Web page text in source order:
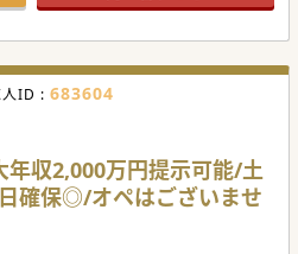
人ID : 683604
年収2,000万円提示可能/土
確保◎/オペはございませ